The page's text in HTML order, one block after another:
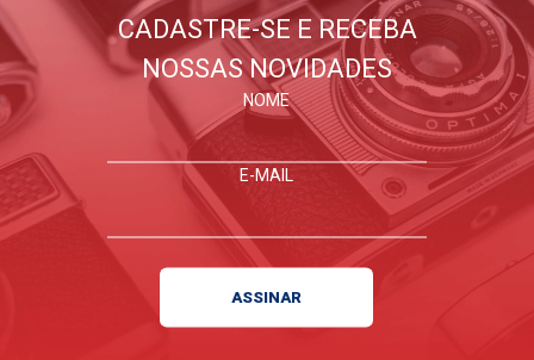
FIQUE POR DENTRO
CADASTRE-SE E RECEBA
NOSSAS NOVIDADES
NOME
E-MAIL